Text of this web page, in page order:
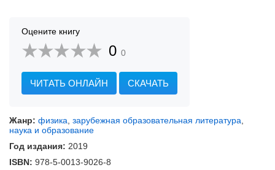
Оцените книгу
0 0
ЧИТАТЬ ОНЛАЙН СКАЧАТЬ
Жанр: физика зарубежная образовательная литература
наука и образование
Год издания: 2019
ISBN: 978-5-0013-9026-8